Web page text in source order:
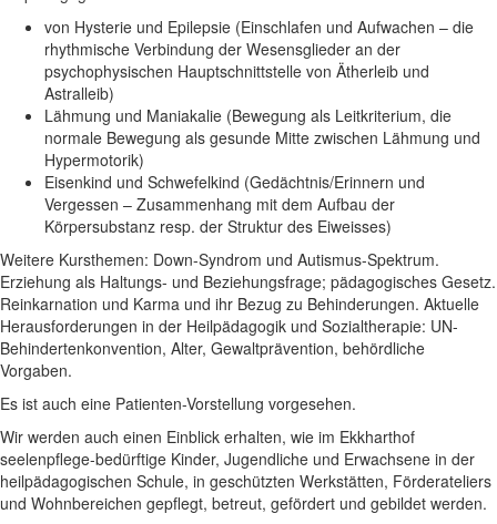
von Hysterie und Epilepsie (Einschlafen und Aufwachen – die
rhythmische Verbindung der Wesensglieder an der
psychophysischen Hauptschnittstelle von Ätherleib und
Astralleib)
Lähmung und Maniakalie (Bewegung als Leitkriterium, die
normale Bewegung als gesunde Mitte zwischen Lähmung und
Hypermotorik)
Eisenkind und Schwefelkind (Gedächtnis/Erinnern und
Vergessen – Zusammenhang mit dem Aufbau der
Körpersubstanz resp. der Struktur des Eiweisses)
Weitere Kursthemen: Down-Syndrom und Autismus-Spektrum.
Erziehung als Haltungs- und Beziehungsfrage; pädagogisches Gesetz.
Reinkarnation und Karma und ihr Bezug zu Behinderungen. Aktuelle
Herausforderun­gen in der Heilpädagogik und Sozialtherapie: UN-
Behindertenkonvention, Alter, Gewaltprävention, behördliche
Vorgaben.
Es ist auch eine Patienten-Vorstellung vorgesehen.
Wir werden auch einen Einblick erhalten, wie im Ekkharthof
seelenpflege-bedürftige Kinder, Jugendliche und Erwachsene in der
heilpädagogischen Schule, in geschützten Werkstätten, Förderateliers
und Wohnbereichen gepflegt, betreut, gefördert und gebildet werden.